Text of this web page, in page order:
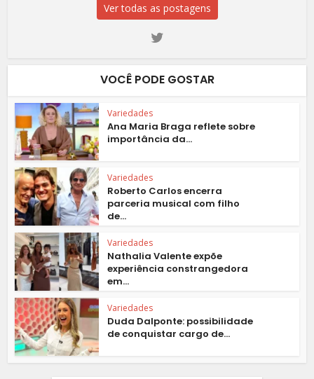
Ver todas as postagens
VOCÊ PODE GOSTAR
Variedades
Ana Maria Braga reflete sobre
importância da...
Variedades
Roberto Carlos encerra
parceria musical com filho
de...
Variedades
Nathalia Valente expõe
experiência constrangedora
em...
Variedades
Duda Dalponte: possibilidade
de conquistar cargo de...